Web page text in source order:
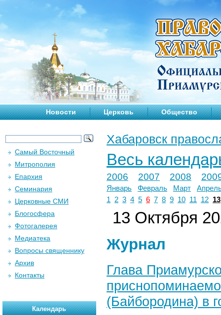
Новости Церковь Общество
Хабаровск
Весь
2006 2007 2008
Январь Февраль Март
1
2 3 4 5 6 7 8 9 10 11 12 13
13 Октября
Журнал
Глава
(Байбородина) в
Самый Восточный
Митрополия
Епархия
Семинария
Церковные СМИ
Блогосфера
Фотогалерея
Медиатека
Вопросы священнику
Архив
Контакты
Календарь